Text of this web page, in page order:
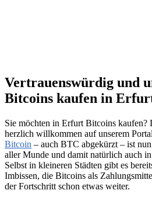
Vertrauenswürdig und
Bitcoins kaufen in
Sie möchten in Erfurt Bitcoins kaufen?
herzlich willkommen auf unserem
Bitcoin – auch BTC abgekürzt – ist
aller Munde und damit natürlich auch
Selbst in kleineren Städten gibt es
Imbissen, die Bitcoins als
der Fortschritt schon etwas weiter.